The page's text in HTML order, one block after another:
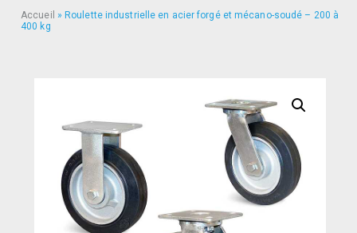
Accueil » Roulette industrielle en acier forgé et mécano-soudé – 200 à
400 kg